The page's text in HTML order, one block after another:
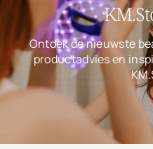
Ontdek de nieuwste
productadvies en